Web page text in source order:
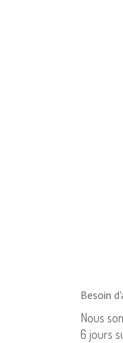
Besoin
Nous
6 jours